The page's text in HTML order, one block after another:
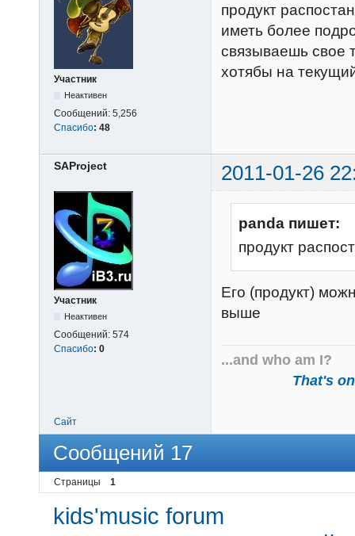
Участник
Неактивен
Сообщений: 5,256
Спасибо: 48
продукт
иметь более
связываешь свое
хотябы на
SAProject 2011-01-26
Участник
Неактивен
Сообщений: 574
Спасибо: 0
panda пишет:
продукт
Его (продукт)
выше
...and who am I?
That's
Сайт
Сообщений 17
Страницы 1
kids'music forum